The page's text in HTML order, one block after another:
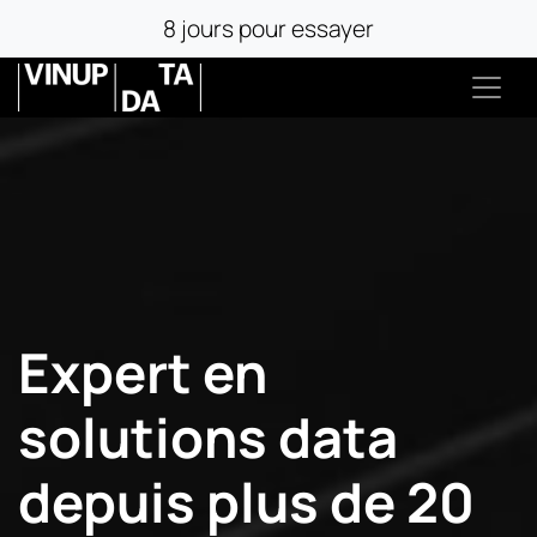
8 jours pour essayer
Expert en
solutions data
depuis plus de 20